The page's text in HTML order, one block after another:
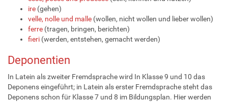
ire (gehen)
velle, nolle und malle (wollen, nicht wollen und lieber wollen)
ferre (tragen, bringen, berichten)
fieri (werden, entstehen, gemacht werden)
Deponentien
In Latein als zweiter Fremdsprache wird In Klasse 9 und 10 das
Deponens eingeführt; in Latein als erster Fremdsprache steht das
Deponens schon für Klasse 7 und 8 im Bildungsplan. Hier werden